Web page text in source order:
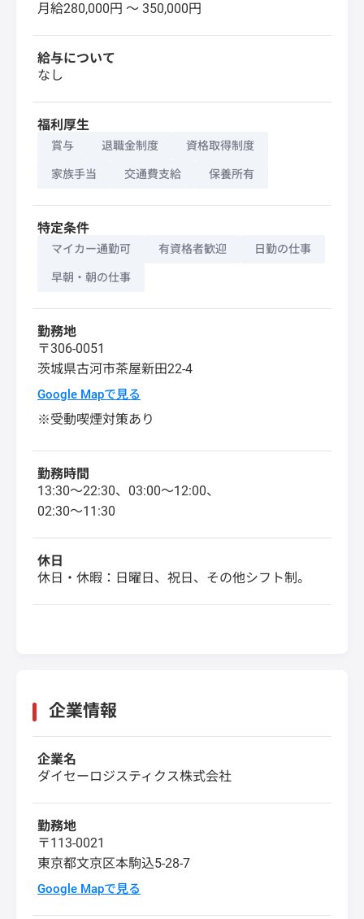
月給280,000円 〜 350,000円
給与について
なし
福利厚生
賞与 退職金制度 資格取得制度
家族手当 交通費支給 保養所有
特定条件
マイカー通勤可 有資格者歓迎 日勤の仕事
早朝・朝の仕事
勤務地
〒306-0051
茨城県古河市茶屋新田22-4
Google Mapで見る
※受動喫煙対策あり
勤務時間
13:30～22:30、03:00～12:00、
02:30～11:30
休日
休日・休暇：日曜日、祝日、その他シフト制。
企業情報
企業名
ダイセーロジスティクス株式会社
勤務地
〒113-0021
東京都文京区本駒込5-28-7
Google Mapで見る